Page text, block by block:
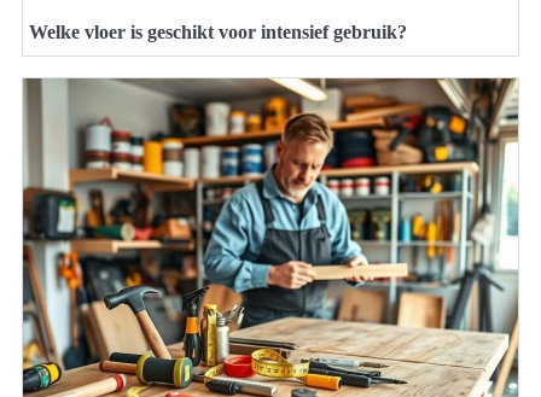
Welke vloer is geschikt voor intensief gebruik?